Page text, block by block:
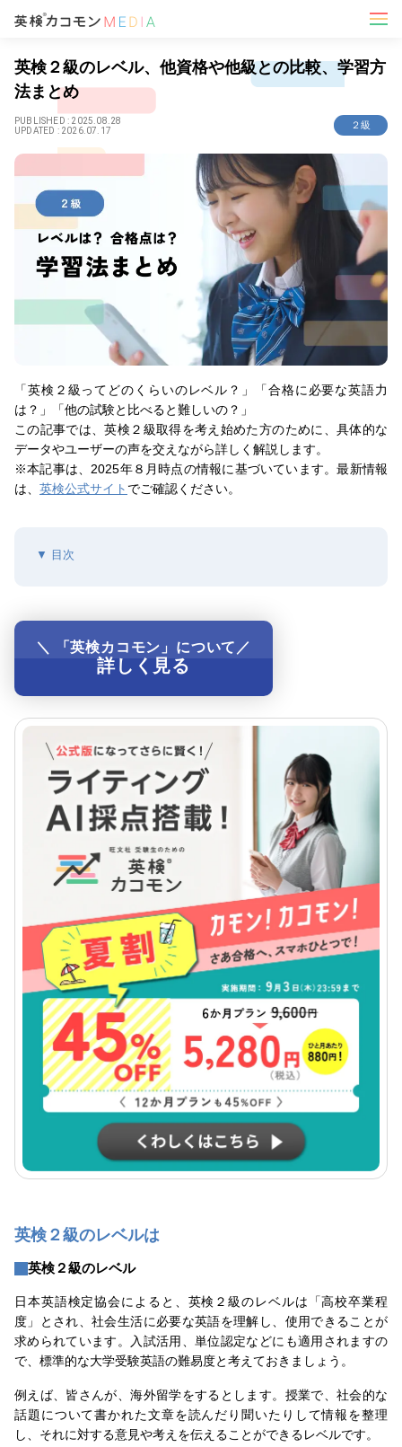
英検２級のレベル、他資格や他級との比較、学習方
法まとめ
PUBLISHED : 2025.08.28
UPDATED : 2026.07.17 ２級
「英検２級ってどのくらいのレベル？」「合格に必要な英語力
は？」「他の試験と比べると難しいの？」
この記事では、英検２級取得を考え始めた方のために、具体的な
データやユーザーの声を交えながら詳しく解説します。
※本記事は、2025年８⽉時点の情報に基づいています。最新情報
は、 英検公式サイト でご確認ください。
目次
英検２級合格に必要な力
英検２級の合格点は
英検２級一次試験の合格点
英検２級二次試験（スピーキング）の合格点
英検２級の試験の特徴
受験者数
英検２級合格者の平均年齢／学年
英検（従来型）と英検S-CBTの違い
英検２級取得は大学受験や高校受験で有利
英検２級合格者の声
英検２級の対策法は
どういう対策が必要？
平均的な学習時間
リーディングの対策方法
ライティングの対策方法
面接・スピーキングの対策方法
＼ 「英検カコモン」について／
詳しく見る
英検２級のレベルは
英検２級のレベル
日本英語検定協会によると、英検２級のレベルは「高校卒業程
度」とされ、社会生活に必要な英語を理解し、使用できることが
求められています。入試活用、単位認定などにも適用されますの
で、標準的な大学受験英語の難易度と考えておきましょう。
例えば、皆さんが、海外留学をするとします。授業で、社会的な
話題について書かれた文章を読んだり聞いたりして情報を整理
し、それに対する意見や考えを伝えることができるレベルです。